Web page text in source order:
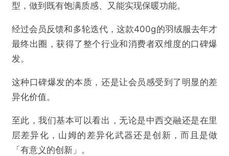
型，做到既有饱满质感、又能实现保暖功能。
经过会员反馈和多轮迭代，这款400g的羽绒服去年才
最终出圈，获得了整个行业和消费者双维度的口碑爆
发。
这种口碑爆发的本质，还是让会员感受到了明显的差
异化价值。
至此，我们基本可以看出，无论是中西交融还是在里
层差异化，山姆的差异化武器还是创新，而且是做
「有意义的创新」。